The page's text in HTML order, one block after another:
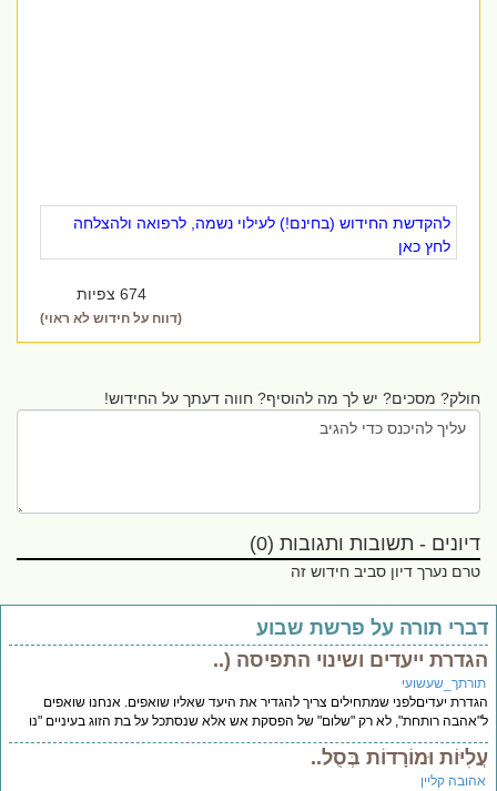
להקדשת החידוש (בחינם!) לעילוי נשמה, לרפואה ולהצלחה
לחץ כאן
674 צפיות
(דווח על חידוש לא ראוי)
חולק? מסכים? יש לך מה להוסיף? חווה דעתך על החידוש!
דיונים - תשובות ותגובות (0)
טרם נערך דיון סביב חידוש זה
תורה על פרשת שבוע
ייעדים ושינוי התפיסה (..
יעדיםלפני שמתחילים צריך להגדיר את היעד שאליו שואפים. אנחנו שואפים
רותחת", לא רק "שלום" של הפסקת אש אלא שנסתכל על בת הזוג בעיניים "נו
וּמוֹרָדוֹת בְּסֻל..
קליין